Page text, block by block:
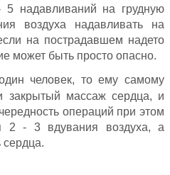
5 надавливаний на грудную
воздуха надавливать на
на пострадавшем надето
может быть просто опасно.
человек, то ему самому
закрытый массаж сердца, и
операций при этом
2 - 3 вдувания воздуха, а
сердца.